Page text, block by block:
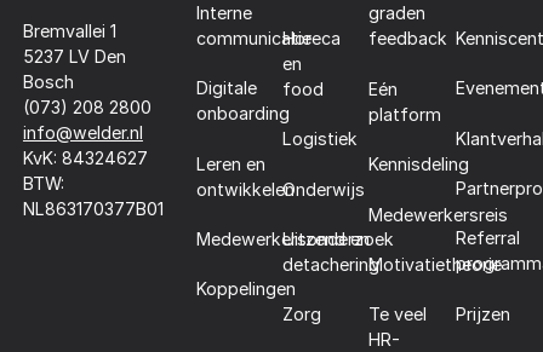
Bremvallei 1
5237 LV Den
Bosch
(073) 208 2800
info@welder.nl
KvK: 84324627
BTW:
NL863170377B01
Interne
communicatie
Digitale
onboarding
Leren en
ontwikkelen
Medewerkersonderzoek
Koppelingen
Horeca
en
food
Logistiek
Onderwijs
Uitzend en
detachering
Zorg
graden
feedback
Eén
platform
Kennisdeling
Medewerkersreis
Motivatietheorie
Te veel
HR-
Referral
Prijzen